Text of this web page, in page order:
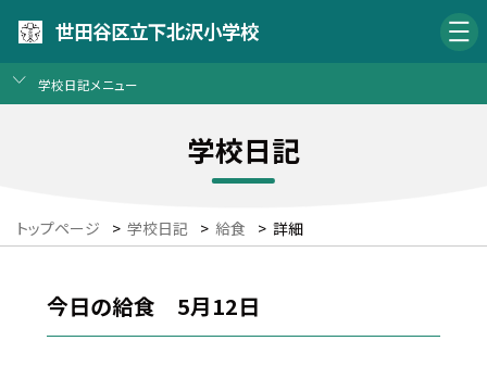
世田谷区立下北沢小学校
学校日記メニュー
学校日記
トップページ > 学校日記 > 給食 > 詳細
今日の給食 5月12日